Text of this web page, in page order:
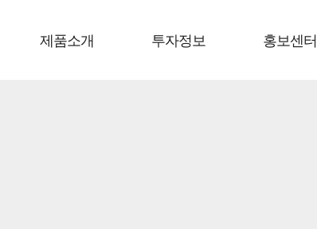
제품소개 투자정보 홍보센터